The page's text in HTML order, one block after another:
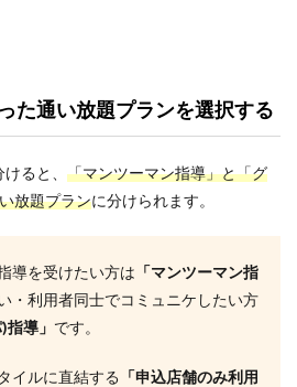
た通い放題プランを選択する
ると、 「マンツーマン指導」と「グ
放題プランに分けられます。
導を受けたい方は 「マンツーマン指
・利用者同士でコミュニケしたい方
指導」 です。
イルに直結する 「申込店舗のみ利用